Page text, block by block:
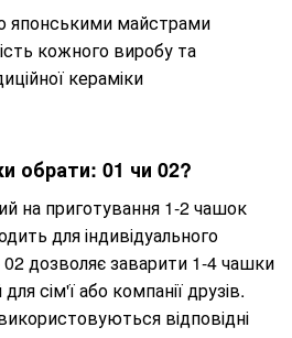
японськими майстрами
кожного виробу та
кераміки
обрати: 01 чи 02?
на приготування 1-2 чашок
для індивідуального
дозволяє заварити 1-4 чашки
сім'ї або компанії друзів.
відповідні